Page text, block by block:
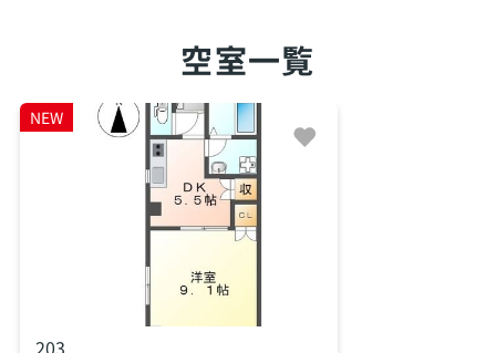
空室一覧
NEW
203